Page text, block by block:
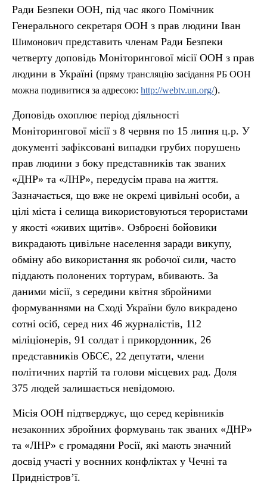
Ради Безпеки ООН, під час якого Помічник
Генерального секретаря ООН з прав людини Іван
Шимонович представить членам Ради Безпеки
четверту доповідь Моніторингової місії ООН з прав
людини в Україні (пряму трансляцію засідання РБ ООН
можна подивитися за адресою: http://webtv.un.org/).
Доповідь охоплює період діяльності
Моніторингової місії з 8 червня по 15 липня ц.р. У
документі зафіксовані випадки грубих порушень
прав людини з боку представників так званих
«ДНР» та «ЛНР», передусім права на життя.
Зазначається, що вже не окремі цивільні особи, а
цілі міста і селища використовуються терористами
у якості «живих щитів». Озброєні бойовики
викрадають цивільне населення заради викупу,
обміну або використання як робочої сили, часто
піддають полонених тортурам, вбивають. За
даними місії, з середини квітня збройними
формуваннями на Сході України було викрадено
сотні осіб, серед них 46 журналістів, 112
міліціонерів, 91 солдат і прикордонник, 26
представників ОБСЄ, 22 депутати, члени
політичних партій та голови місцевих рад. Доля
375 людей залишається невідомою.
Місія ООН підтверджує, що серед керівників
незаконних збройних формувань так званих «ДНР»
та «ЛНР» є громадяни Росії, які мають значний
досвід участі у воєнних конфліктах у Чечні та
Придністров’ї.